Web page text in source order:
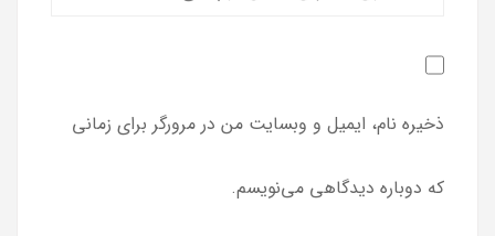
ذخیره نام، ایمیل و وبسایت من در مرورگر برای زمانی
که دوباره دیدگاهی می‌نویسم.